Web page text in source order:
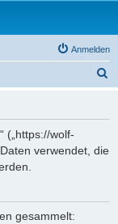
Anmelden
(„https://wolf-
verwendet, die
gesammelt: